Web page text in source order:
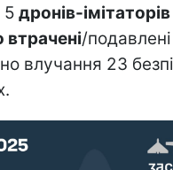
5 дронів-імітаторів
втрачені/
влучання 23